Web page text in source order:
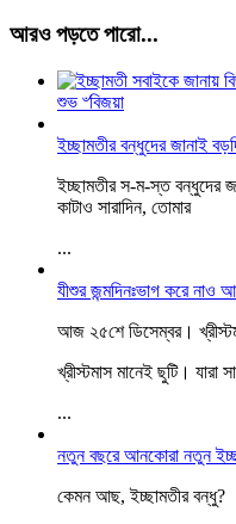
আরও পড়তে পারো...
শুভ ৺বিজয়া
ইচ্ছামতীর বন্ধুদের জানাই
ইচ্ছামতীর স-ম-স্ত বন্ধুদের
কাটাও সারাদিন, তোমার
...
যীশুর জন্মদিনঃভাগ করে নাও
আজ ২৫শে ডিসেম্বর।
খ্রীস্টমাস মানেই ছুটি। যারা
...
নতুন বছরে আনকোরা নতুন
কেমন আছ, ইচ্ছামতীর বন্ধু?